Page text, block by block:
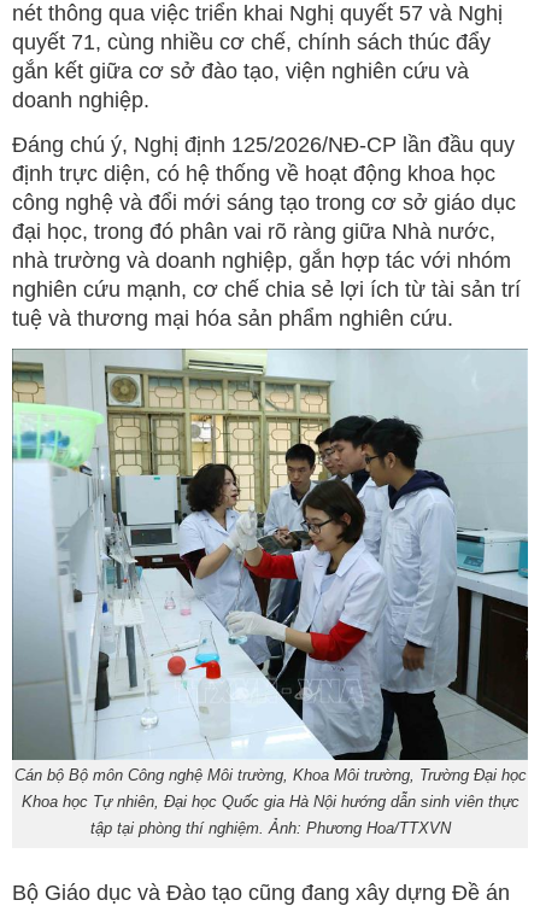
nét thông qua việc triển khai Nghị quyết 57 và Nghị
quyết 71, cùng nhiều cơ chế, chính sách thúc đẩy
gắn kết giữa cơ sở đào tạo, viện nghiên cứu và
doanh nghiệp.
Đáng chú ý, Nghị định 125/2026/NĐ-CP lần đầu quy
định trực diện, có hệ thống về hoạt động khoa học
công nghệ và đổi mới sáng tạo trong cơ sở giáo dục
đại học, trong đó phân vai rõ ràng giữa Nhà nước,
nhà trường và doanh nghiệp, gắn hợp tác với nhóm
nghiên cứu mạnh, cơ chế chia sẻ lợi ích từ tài sản trí
tuệ và thương mại hóa sản phẩm nghiên cứu.
Cán bộ Bộ môn Công nghệ Môi trường, Khoa Môi trường, Trường Đại học
Khoa học Tự nhiên, Đại học Quốc gia Hà Nội hướng dẫn sinh viên thực
tập tại phòng thí nghiệm. Ảnh: Phương Hoa/TTXVN
Bộ Giáo dục và Đào tạo cũng đang xây dựng Đề án